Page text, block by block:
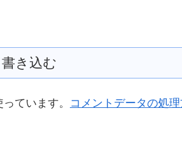
き込む
ています。 コメントデータの処